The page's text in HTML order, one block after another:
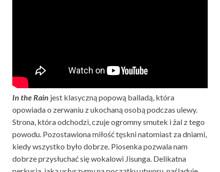
In the Rain jest klasyczną popową balladą, która
opowiada o zerwaniu z ukochaną osobą podczas ulewy.
Strona, która odchodzi, czuje ogromny smutek i żal z tego
powodu. Pozostawiona miłość tęskni natomiast za dniami,
kiedy wszystko było dobrze. Piosenka pozwala nam
dobrze przysłuchać się wokalowi Jisunga. Delikatna